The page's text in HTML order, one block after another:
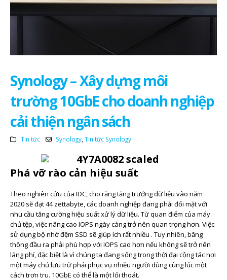
Synology – Xây dựng môi
trường 10GbE cho doanh nghiệp
cải thiện ngân sách
Tin tức Synology,Tin tức Synology
Phá vỡ rào cản hiệu suất
Theo nghiên cứu của IDC, cho rằng tăng trưởng dữ liệu vào năm
2020 sẽ đạt 44 zettabyte, các doanh nghiệp đang phải đối mặt với
nhu cầu tăng cường hiệu suất xử lý dữ liệu. Từ quan điểm của máy
chủ tệp, việc nâng cao IOPS ngày càng trở nên quan trọng hơn. Việc
sử dụng bộ nhớ đệm SSD sẽ giúp ích rất nhiều . Tuy nhiên, băng
thông đầu ra phải phù hợp với IOPS cao hơn nếu không sẽ trở nên
lãng phí, đặc biệt là vì chúng ta đang sống trong thời đại cộng tác nơi
một máy chủ lưu trữ phải phục vụ nhiều người dùng cùng lúc một
cách trơn tru. 10GbE có thể là một lối thoát.